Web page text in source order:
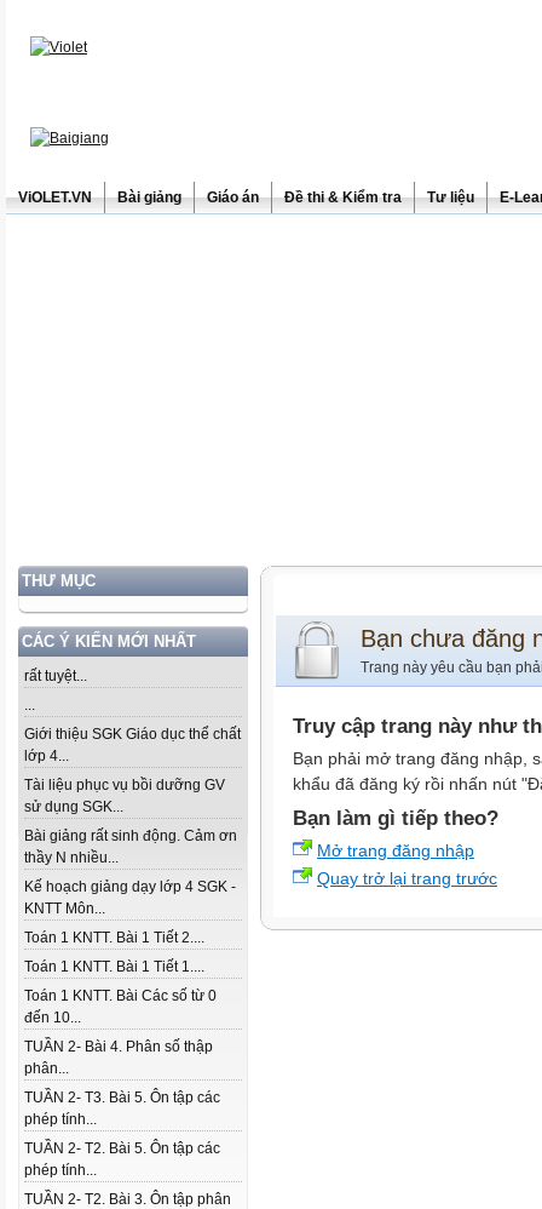
ViOLET.VN Bài giảng Giáo án Đề thi & Kiểm tra Tư liệu E-
THƯ MỤC
CÁC Ý KIẾN MỚI NHẤT
rất tuyệt...
...
Giới thiệu SGK Giáo dục thể chất
lớp 4...
Tài liệu phục vụ bồi dưỡng GV
sử dụng SGK...
Bài giảng rất sinh động. Cảm ơn
thầy N nhiều...
Kế hoạch giảng dạy lớp 4 SGK -
KNTT Môn...
Toán 1 KNTT. Bài 1 Tiết 2....
Toán 1 KNTT. Bài 1 Tiết 1....
Toán 1 KNTT. Bài Các số từ 0
đến 10...
TUẦN 2- Bài 4. Phân số thập
phân...
TUẦN 2- T3. Bài 5. Ôn tập các
phép tính...
TUẦN 2- T2. Bài 5. Ôn tập các
phép tính...
TUẦN 2- T2. Bài 3. Ôn tập phân
Bạn chưa đăng
Trang này yêu cầu bạn
Truy cập trang này như
Bạn phải mở trang đăng nhập,
khẩu đã đăng ký rồi nhấn nút
Bạn làm gì tiếp theo?
Mở trang đăng nhập
Quay trở lại trang trước